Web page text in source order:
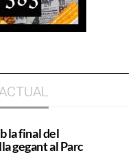
la final del
gegant al Parc